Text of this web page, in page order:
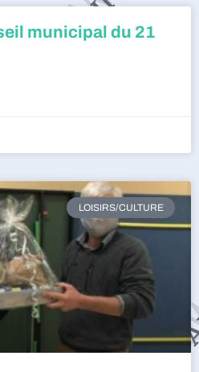
municipal du 21
LOISIRS/CULTURE